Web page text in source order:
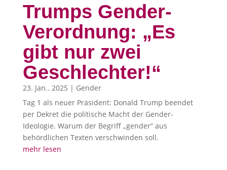
Trumps Gender-
Verordnung: „Es
gibt nur zwei
Geschlechter!“
23. Jan.. 2025 | Gender
Tag 1 als neuer Präsident: Donald Trump beendet
per Dekret die politische Macht der Gender-
Ideologie. Warum der Begriff „gender“ aus
behördlichen Texten verschwinden soll.
mehr lesen